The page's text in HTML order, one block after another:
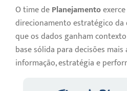
O time dePlanejamento
direcionamento estratégico da
que os dados ganham
base sólida para decisões
informação, estratégia e